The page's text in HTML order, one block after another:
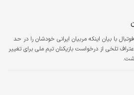
با بیان اینکه مربیان ایرانی خودشان را در حد
تلخی از درخواست بازیکنان تیم ملی برای تغییر